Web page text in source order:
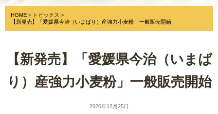
HOME
トピックス
【新発売】「愛媛県今治（いまばり）産強力小麦粉」一般販売開始
【新発売】「愛媛県今治（いまば
り）産強力小麦粉」一般販売開始
2020年12月25日